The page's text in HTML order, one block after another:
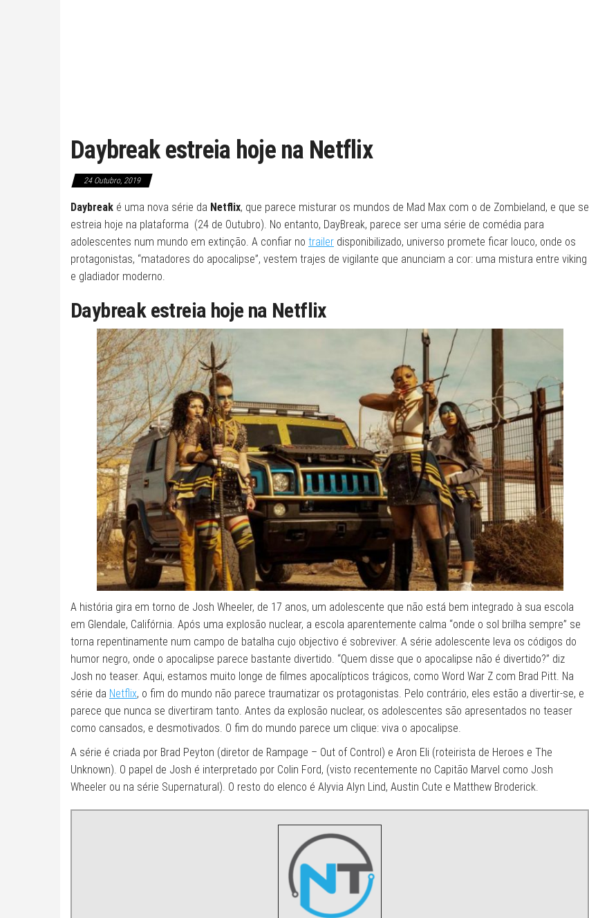
Daybreak estreia hoje na Netflix
24 Outubro, 2019
Daybreak é uma nova série da Netflix, que parece misturar os mundos de Mad Max com o de Zombieland, e que se
estreia hoje na plataforma (24 de Outubro). No entanto, DayBreak, parece ser uma série de comédia para
adolescentes num mundo em extinção. A confiar no trailer disponibilizado, universo promete ficar louco, onde os
protagonistas, “matadores do apocalipse”, vestem trajes de vigilante que anunciam a cor: uma mistura entre viking
e gladiador moderno.
Daybreak estreia hoje na Netflix
A história gira em torno de Josh Wheeler, de 17 anos, um adolescente que não está bem integrado à sua escola
em Glendale, Califórnia. Após uma explosão nuclear, a escola aparentemente calma “onde o sol brilha sempre” se
torna repentinamente num campo de batalha cujo objectivo é sobreviver. A série adolescente leva os códigos do
humor negro, onde o apocalipse parece bastante divertido. “Quem disse que o apocalipse não é divertido?” diz
Josh no teaser. Aqui, estamos muito longe de filmes apocalípticos trágicos, como Word War Z com Brad Pitt. Na
série da Netflix, o fim do mundo não parece traumatizar os protagonistas. Pelo contrário, eles estão a divertir-se, e
parece que nunca se divertiram tanto. Antes da explosão nuclear, os adolescentes são apresentados no teaser
como cansados, e desmotivados. O fim do mundo parece um clique: viva o apocalipse.
A série é criada por Brad Peyton (diretor de Rampage – Out of Control) e Aron Eli (roteirista de Heroes e The
Unknown). O papel de Josh é interpretado por Colin Ford, (visto recentemente no Capitão Marvel como Josh
Wheeler ou na série Supernatural). O resto do elenco é Alyvia Alyn Lind, Austin Cute e Matthew Broderick.